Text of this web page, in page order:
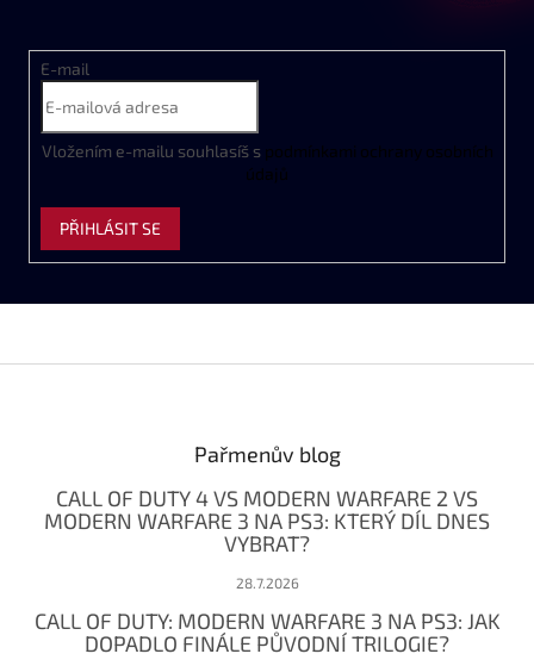
E-mail
Vložením e-mailu souhlasíš s podmínkami ochrany osobních
údajů
PŘIHLÁSIT SE
Pařmenův blog
CALL OF DUTY 4 VS MODERN WARFARE 2 VS
MODERN WARFARE 3 NA PS3: KTERÝ DÍL DNES
VYBRAT?
28.7.2026
CALL OF DUTY: MODERN WARFARE 3 NA PS3: JAK
DOPADLO FINÁLE PŮVODNÍ TRILOGIE?